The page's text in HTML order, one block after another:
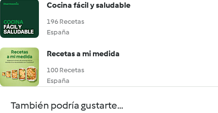
Cocina fácil y saludable
196 Recetas
España
Recetas a mi medida
100 Recetas
España
También podría gustarte...